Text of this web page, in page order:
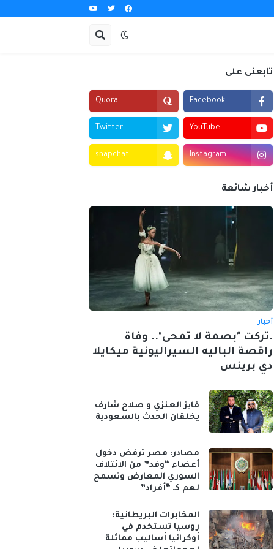
تابعنى على
Facebook
Quora
YouTube
Twitter
Instagram
snapchat
أخبار شائعة
أخبار
.تركت "بصمة لا تمحى".. وفاة
راقصة الباليه السيراليونية ميكايلا
دي برينس
فايز العنزي و صلاح شارف
يخلقان الحدث بالسعودية
مصادر: مصر ترفض دخول
أعضاء “وفد” من الائتلاف
السوري المعارض وتسمح
لهم كـ “أفراد”
المخابرات البريطانية:
روسيا تستخدم في
أوكرانيا أساليب مماثلة